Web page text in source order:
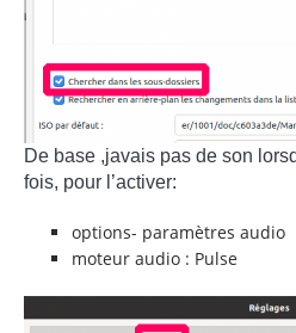
De base ,javais pas de son
fois, pour l’activer:
options- paramètres audio
moteur audio : Pulse